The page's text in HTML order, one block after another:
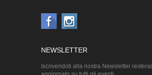
NEWSLETTER
Iscrivendoti alla nostra Newsletter resterai